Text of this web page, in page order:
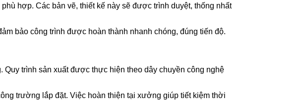
hợp. Các bản vẽ, thiết kế này sẽ được trình duyệt, thống nhất
bảo công trình được hoàn thành nhanh chóng, đúng tiến độ.
trình sản xuất được thực hiện theo dây chuyền công nghệ
trường lắp đặt. Việc hoàn thiện tại xưởng giúp tiết kiệm thời